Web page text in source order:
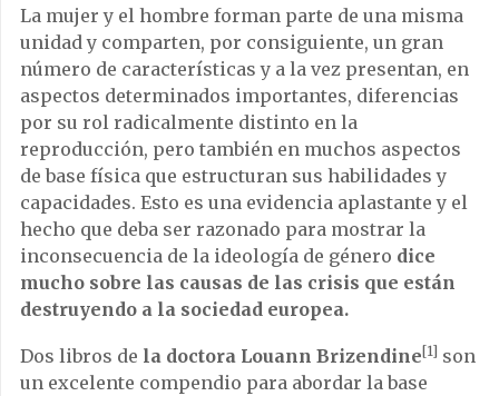
La mujer y el hombre forman parte de una misma
unidad y comparten, por consiguiente, un gran
número de características y a la vez presentan, en
aspectos determinados importantes, diferencias
por su rol radicalmente distinto en la
reproducción, pero también en muchos aspectos
de base física que estructuran sus habilidades y
capacidades. Esto es una evidencia aplastante y el
hecho que deba ser razonado para mostrar la
inconsecuencia de la ideología de género dice
mucho sobre las causas de las crisis que están
destruyendo a la sociedad europea.
Dos libros de la doctora Louann Brizendine [1] son
un excelente compendio para abordar la base